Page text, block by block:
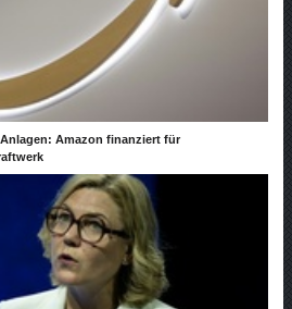
Amazon finanziert für